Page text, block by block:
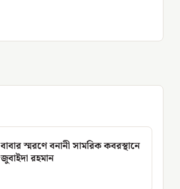
বাবার স্মরণে বনানী সামরিক কবরস্থানে
জুবাইদা রহমান